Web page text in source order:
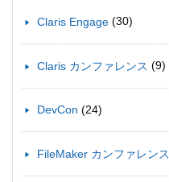
Claris Engage (30)
Claris カンファレンス (9)
DevCon (24)
FileMaker カンファレンス